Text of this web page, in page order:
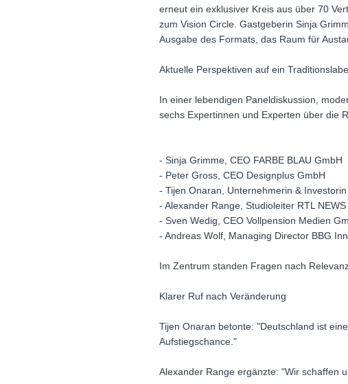
erneut ein exklusiver Kreis aus über 70
zum Vision Circle. Gastgeberin Sinja
Ausgabe des Formats, das Raum für
Aktuelle Perspektiven auf ein
In einer lebendigen Paneldiskussion,
sechs Expertinnen und Experten über die
- Sinja Grimme, CEO FARBE BLAU GmbH
- Peter Gross, CEO Designplus GmbH
- Tijen Onaran, Unternehmerin & Investorin
- Alexander Range, Studioleiter RTL NEWS
- Sven Wedig, CEO Vollpension Medien
- Andreas Wolf, Managing Director BBG
Im Zentrum standen Fragen nach
Klarer Ruf nach Veränderung
Tijen Onaran betonte: "Deutschland ist
Aufstiegschance."
Alexander Range ergänzte: "Wir schaffen